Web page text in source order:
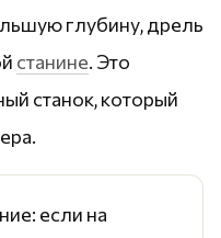
глубину, дрель
станине. Это
станок, который
если на